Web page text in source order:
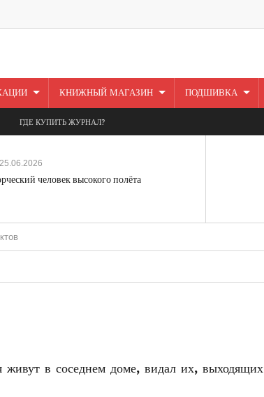
КНИЖНЫЙ МАГАЗИН ПОДШИВКА
ГДЕ КУПИТЬ ЖУРНАЛ?
25.06.2026
человек высокого полёта
живут в соседнем доме, видал их, выходящих